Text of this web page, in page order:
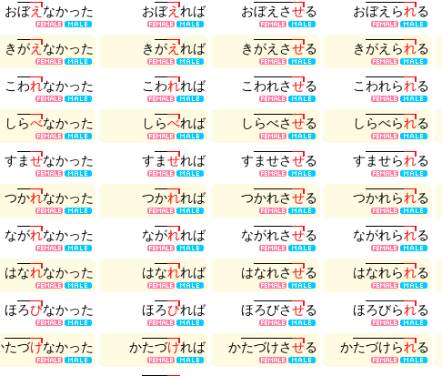
おぼえなかった おぼえれば おぼえ させる おぼえ られる
きがえなかった きがえれば きがえ させる きがえ られる
こ われなかった こ われれば こ われさせる こ われられる
し らべなかった し らべれば し らべさせる し らべられる
す ませなかった す ませれば す ませさせる す ませられる
つかれなかった つかれれば つかれさせる つかれられる
ながれなかった ながれれば ながれさせる ながれられる
はなれなかった はなれれば はなれさせる はなれられる
ほろびなかった ほろびれば ほろびさせる ほろびられる
たづけなかった かたづければ かたづけさせる かたづけられる